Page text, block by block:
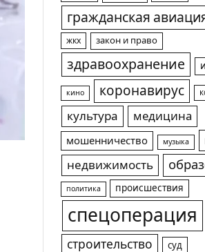
гражданская
жкх закон и право
здравоохранение
кино коронавирус
культура медицина
мошенничество музыка
недвижимость
политика происшествия
спецоперация
строительство суд